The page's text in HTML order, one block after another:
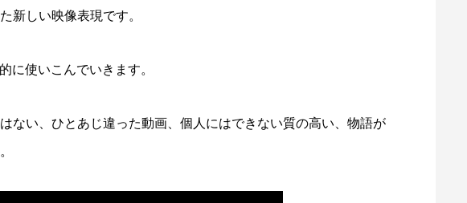
新しい映像表現です。
に使いこんでいきます。
ない、ひとあじ違った動画、個人にはできない質の高い、物語が